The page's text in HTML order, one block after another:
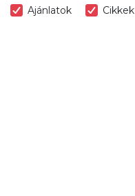
Ajánlatok Cikkek